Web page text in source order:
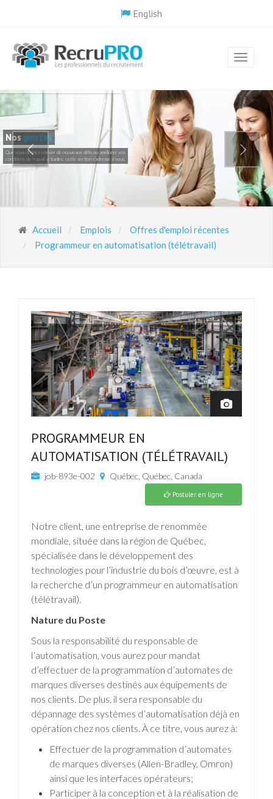
English
Nos postes
Que vous désiriez relever de nouveaux défis ou améliorer vos
conditions de travail actuelles, cette section s'adresse à vous.
Accueil Emplois
Offres d'emploi récentes
Programmeur en automatisation (télétravail)
PROGRAMMEUR EN
AUTOMATISATION (TÉLÉTRAVAIL)
job-893e-002 Québec, Québec, Canada
Postuler en ligne
Notre client, une entreprise de renommée
mondiale, située dans la région de Québec,
spécialisée dans le développement des
technologies pour l’industrie du bois d’œuvre, est à
la recherche d’un programmeur en automatisation
(télétravail).
Nature du Poste
Sous la responsabilité du responsable de
l’automatisation, vous aurez pour mandat
d’effectuer de la programmation d’automates de
marques diverses destinés aux équipements de
nos clients. De plus, il sera responsable du
dépannage des systèmes d’automatisation déjà en
opération chez nos clients. À ce titre, vous aurez à:
Effectuer de la programmation d’automates
de marques diverses (Allen-Bradley, Omron)
ainsi que les interfaces opérateurs;
Participer à la conception et à la réalisation de